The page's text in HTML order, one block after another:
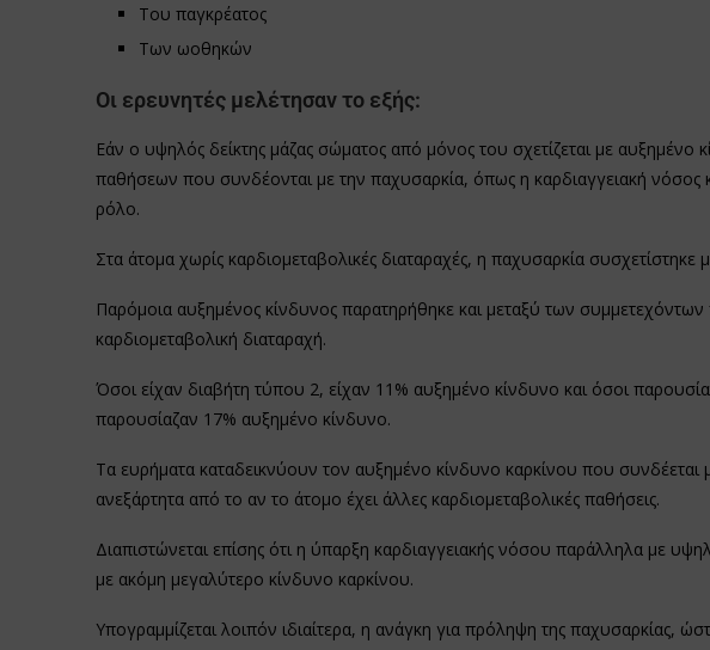
Του παγκρέατος
Των ωοθηκών
Οι ερευνητές μελέτησαν το εξής:
Εάν ο υψηλός δείκτης μάζας σώματος από μόνος του σχετίζεται με
παθήσεων που συνδέονται με την παχυσαρκία, όπως η καρδιαγγειακή νόσος
ρόλο.
Στα άτομα χωρίς καρδιομεταβολικές διαταραχές, η παχυσαρκία
Παρόμοια αυξημένος κίνδυνος παρατηρήθηκε και μεταξύ των
καρδιομεταβολική διαταραχή.
Όσοι είχαν διαβήτη τύπου 2, είχαν 11% αυξημένο κίνδυνο και όσοι
παρουσίαζαν 17% αυξημένο κίνδυνο.
Τα ευρήματα καταδεικνύουν τον αυξημένο κίνδυνο καρκίνου που συνδέεται
ανεξάρτητα από το αν το άτομο έχει άλλες καρδιομεταβολικές παθήσεις.
Διαπιστώνεται επίσης ότι η ύπαρξη καρδιαγγειακής νόσου παράλληλα με
με ακόμη μεγαλύτερο κίνδυνο καρκίνου.
Υπογραμμίζεται λοιπόν ιδιαίτερα, η ανάγκη για πρόληψη της παχυσαρκίας,